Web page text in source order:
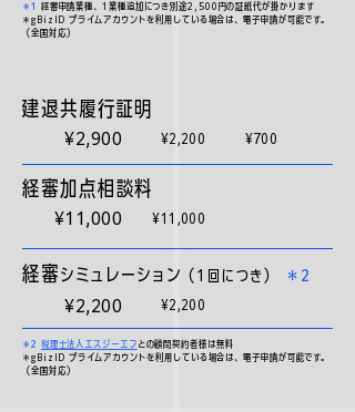
＊1
経審申請業種、1業種追加につき別途2,500円の証紙代が掛かります
​＊gBizID プライムアカウントを利用している場合は、電子申請が可能です。
（全国対応）
建退共履行証明
¥2,900 ¥2,200 ¥700
経審加点相談料
¥11,000 ¥11,000
経審シミュレーション （1回につき） ＊2
¥2,200 ¥2,200
＊2 税理士法人エスジーエフ との顧問契約者様は無料
​＊gBizID プライムアカウントを利用している場合は、電子申請が可能です。
（全国対応）